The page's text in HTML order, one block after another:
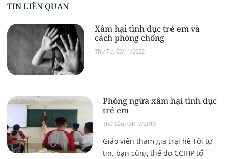
TIN LIÊN QUAN
Xâm hại tình dục trẻ em và
cách phòng chống
Thứ Tư, 02/11/2022
Phòng ngừa xâm hại tình dục
trẻ em
Thứ Sáu, 04/10/2019
Giáo viên tham gia trại hè Tôi tự
tin, bạn cũng thế do CCIHP tổ